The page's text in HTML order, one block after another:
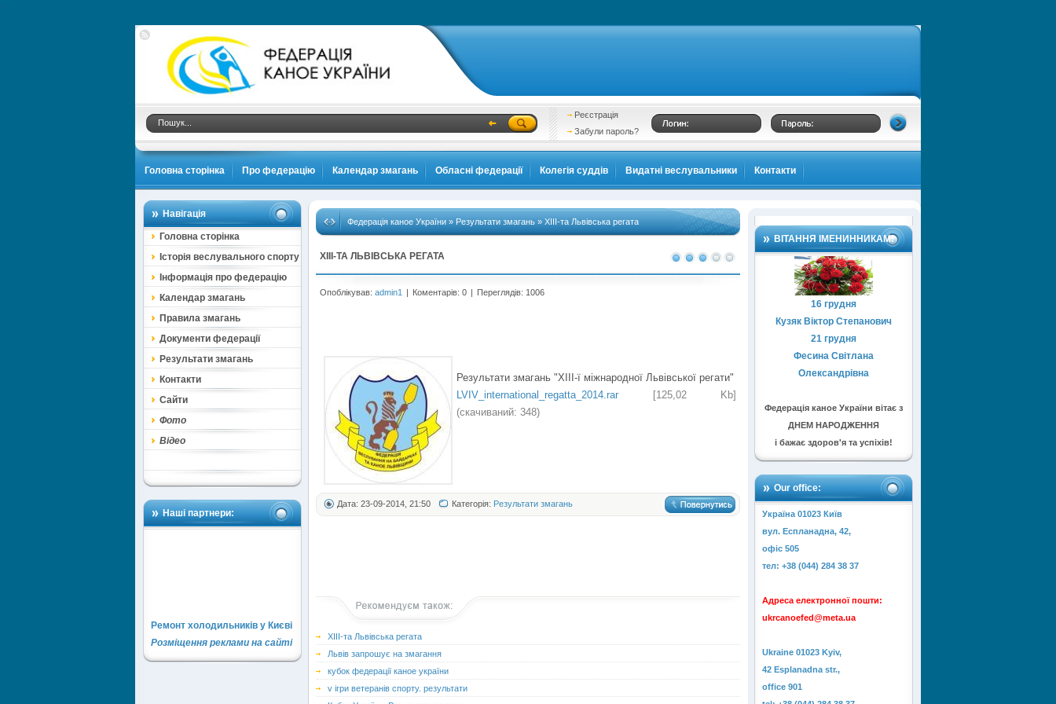
Реєстрація
Забули пароль?
Головна сторінка Про федерацію Календар змагань Обласні федерації Колегія суддів Видатні веслувальники Контакти
Навігація
Головна сторінка
Історія веслувального спорту
Інформація про федерацію
Календар змагань
Правила змагань
Документи федерації
Результати змагань
Контакти
Сайти
Фото
Відео
Наші партнери:
Ремонт холодильників у Києві
Розміщення реклами на сайті
ВІТАННЯ ІМЕНИННИКАМ!
16 грудня
Кузяк Віктор Степанович
21 грудня
Фесина Світлана
Олександрівна
Федерація каное України вітає з
ДНЕМ НАРОДЖЕННЯ
і бажає здоров'я та успіхів!
Our office:
Україна 01023 Київ
вул. Еспланадна, 42,
офіс 505
тел: +38 (044) 284 38 37
Адреса електронної пошти:
ukrcanoefed@meta.ua
Ukraine 01023 Kyiv,
42 Esplanadna str.,
office 901
Федерація каное України » Результати змагань » ХІІІ-та Львівська регата
ХІІІ-ТА ЛЬВІВСЬКА РЕГАТА
Опоблікував: admin1 | Коментарів: 0 | Переглядів: 1006
Результати змагань "ХІІІ-ї міжнародної Львівської регати"
LVIV_international_regatta_2014.rar [125,02 Kb]
(cкачиваний: 348)
Дата: 23-09-2014, 21:50 Категорія: Результати змагань
ХІІІ-та Львівська регата
Львів запрошує на змагання
кубок федерації каное україни
v ігри ветеранів спорту. результати